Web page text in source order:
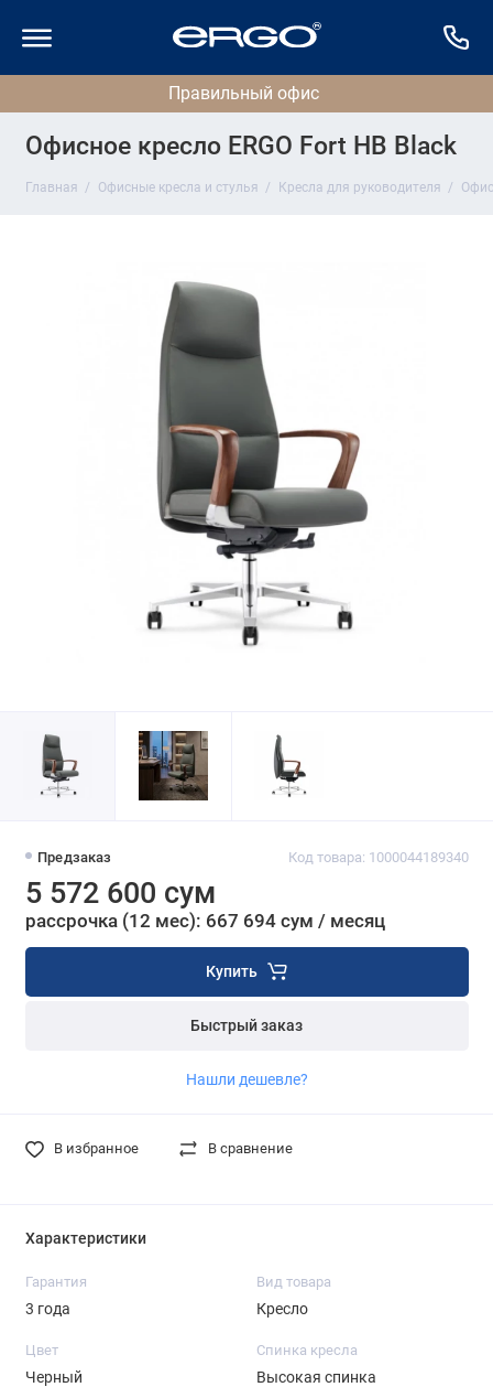
Офисное кресло ERGO Fort HB Black
Главная Офисные кресла и стулья Кресла для руководителя
Предзаказ Код товара: 1000044189340
5 572 600 сум
рассрочка (12 мес): 667 694 сум / месяц
Купить
Быстрый заказ
Нашли дешевле?
В избранное В сравнение
Характеристики
Гарантия
3 года
Вид товара
Кресло
Цвет
Черный
Спинка кресла
Высокая спинка